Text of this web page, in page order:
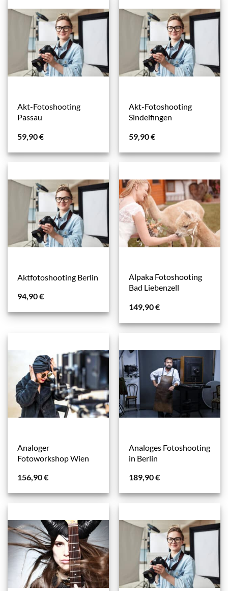
Akt-Fotoshooting
Passau
59,90€
Akt-Fotoshooting
Sindelfingen
59,90€
Aktfotoshooting Berlin
94,90€
Alpaka Fotoshooting
Bad Liebenzell
149,90€
Analoger
Fotoworkshop Wien
156,90€
Analoges Fotoshooting
in Berlin
189,90€